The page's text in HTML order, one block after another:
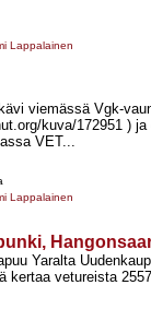
Lappalainen
viemässä Vgk-​
kuva/172951 )
VET...
Lappalainen
Yaralta
kertaa vetureista